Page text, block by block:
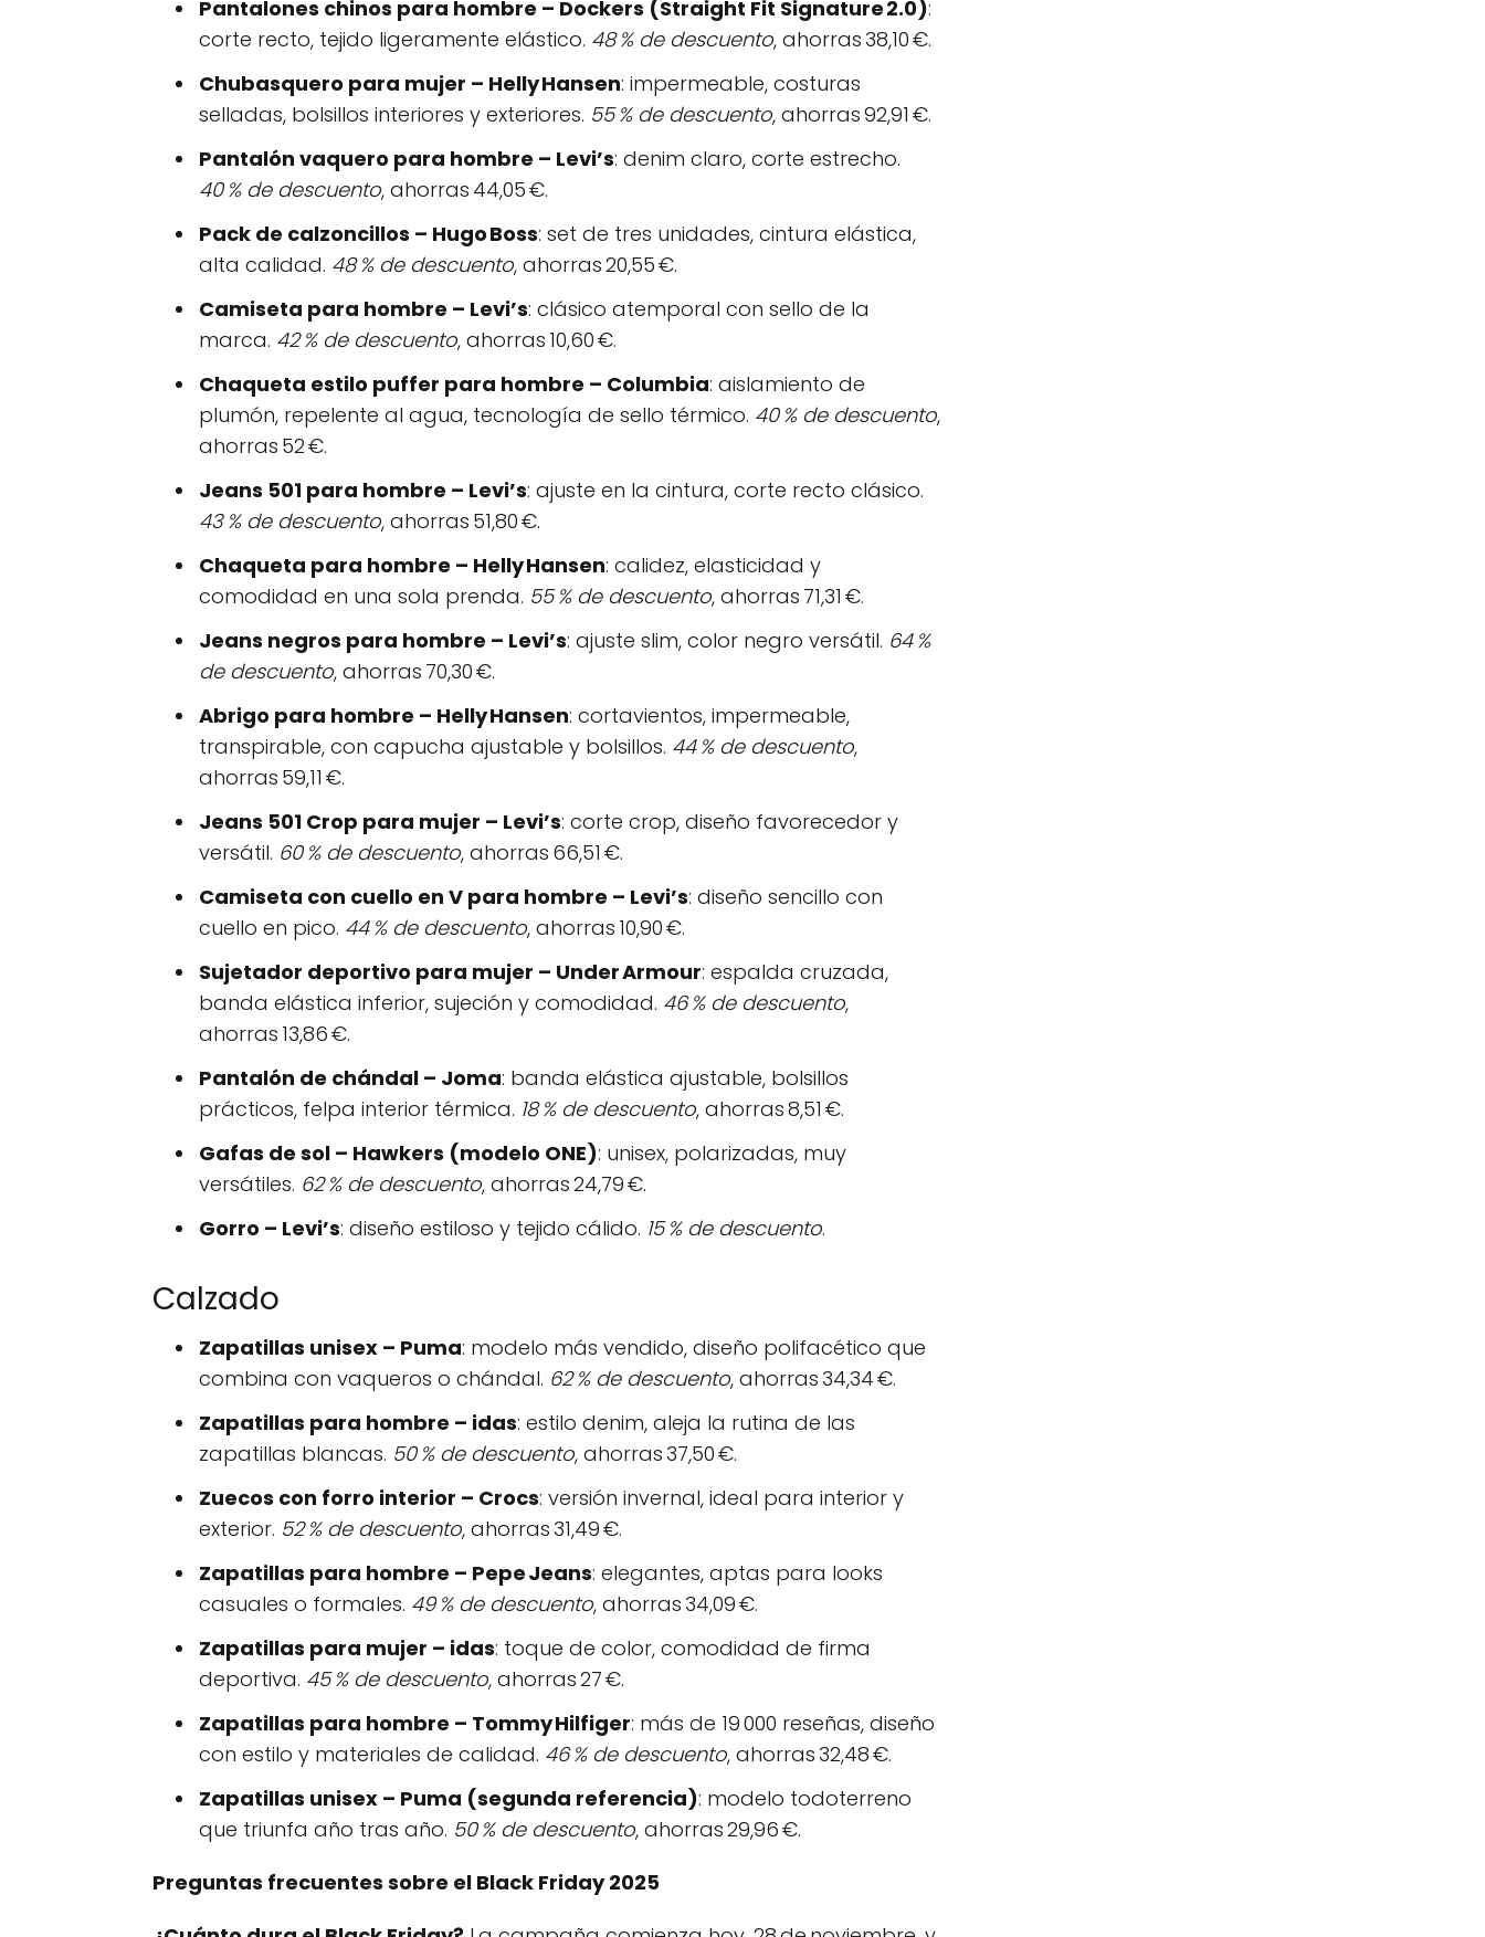
Pantalones chinos para hombre – Dockers (Straight Fit Signature 2.0):
corte recto, tejido ligeramente elástico. 48 % de descuento, ahorras 38,10 €.
Chubasquero para mujer – Helly Hansen: impermeable, costuras
selladas, bolsillos interiores y exteriores. 55 % de descuento, ahorras 92,91 €.
Pantalón vaquero para hombre – Levi’s: denim claro, corte estrecho.
40 % de descuento, ahorras 44,05 €.
Pack de calzoncillos – Hugo Boss: set de tres unidades, cintura elástica,
alta calidad. 48 % de descuento, ahorras 20,55 €.
Camiseta para hombre – Levi’s: clásico atemporal con sello de la
marca. 42 % de descuento, ahorras 10,60 €.
Chaqueta estilo puffer para hombre – Columbia: aislamiento de
plumón, repelente al agua, tecnología de sello térmico. 40 % de descuento,
ahorras 52 €.
Jeans 501 para hombre – Levi’s: ajuste en la cintura, corte recto clásico.
43 % de descuento, ahorras 51,80 €.
Chaqueta para hombre – Helly Hansen: calidez, elasticidad y
comodidad en una sola prenda. 55 % de descuento, ahorras 71,31 €.
Jeans negros para hombre – Levi’s: ajuste slim, color negro versátil. 64 %
de descuento, ahorras 70,30 €.
Abrigo para hombre – Helly Hansen: cortavientos, impermeable,
transpirable, con capucha ajustable y bolsillos. 44 % de descuento,
ahorras 59,11 €.
Jeans 501 Crop para mujer – Levi’s: corte crop, diseño favorecedor y
versátil. 60 % de descuento, ahorras 66,51 €.
Camiseta con cuello en V para hombre – Levi’s: diseño sencillo con
cuello en pico. 44 % de descuento, ahorras 10,90 €.
Sujetador deportivo para mujer – Under Armour: espalda cruzada,
banda elástica inferior, sujeción y comodidad. 46 % de descuento,
ahorras 13,86 €.
Pantalón de chándal – Joma: banda elástica ajustable, bolsillos
prácticos, felpa interior térmica. 18 % de descuento, ahorras 8,51 €.
Gafas de sol – Hawkers (modelo ONE): unisex, polarizadas, muy
versátiles. 62 % de descuento, ahorras 24,79 €.
Gorro – Levi’s: diseño estiloso y tejido cálido. 15 % de descuento.
Calzado
Zapatillas unisex – Puma: modelo más vendido, diseño polifacético que
combina con vaqueros o chándal. 62 % de descuento, ahorras 34,34 €.
Zapatillas para hombre – idas: estilo denim, aleja la rutina de las
zapatillas blancas. 50 % de descuento, ahorras 37,50 €.
Zuecos con forro interior – Crocs: versión invernal, ideal para interior y
exterior. 52 % de descuento, ahorras 31,49 €.
Zapatillas para hombre – Pepe Jeans: elegantes, aptas para looks
casuales o formales. 49 % de descuento, ahorras 34,09 €.
Zapatillas para mujer – idas: toque de color, comodidad de firma
deportiva. 45 % de descuento, ahorras 27 €.
Zapatillas para hombre – Tommy Hilfiger: más de 19 000 reseñas, diseño
con estilo y materiales de calidad. 46 % de descuento, ahorras 32,48 €.
Zapatillas unisex – Puma (segunda referencia): modelo todoterreno
que triunfa año tras año. 50 % de descuento, ahorras 29,96 €.
Preguntas frecuentes sobre el Black Friday 2025